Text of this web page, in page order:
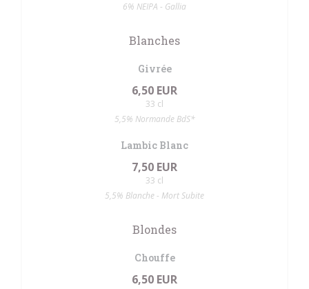
6% NEIPA - Gallia
Blanches
Givrée
6,50 EUR
33 cl
5,5% Normande BdS*
Lambic Blanc
7,50 EUR
33 cl
5,5% Blanche - Mort Subite
Blondes
Chouffe
6,50 EUR